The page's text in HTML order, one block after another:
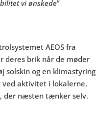
vi ønskede”
AEOS fra
deres brik når de møder
solskin og en klimastyring
aktivitet i lokalerne,
der næsten tænker selv.